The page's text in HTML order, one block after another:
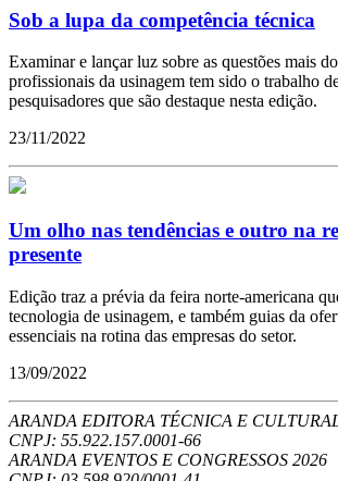
Sob a lupa da competência técnica
Examinar e lançar luz sobre as questões mais
profissionais da usinagem tem sido o trabalho
pesquisadores que são destaque nesta edição.
23/11/2022
Um olho nas tendências e outro na
presente
Edição traz a prévia da feira norte-americana
tecnologia de usinagem, e também guias da
essenciais na rotina das empresas do setor.
13/09/2022
ARANDA EDITORA TÉCNICA E
CNPJ: 55.922.157.0001-66
ARANDA EVENTOS E CONGRESSOS 2026